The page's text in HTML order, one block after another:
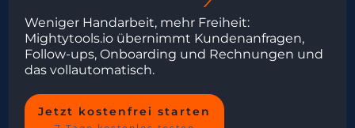
Weniger Handarbeit, mehr Freiheit:
Mightytools.io übernimmt Kundenanfragen,
Follow-ups, Onboarding und Rechnungen und
das vollautomatisch.
Jetzt kostenfrei starten